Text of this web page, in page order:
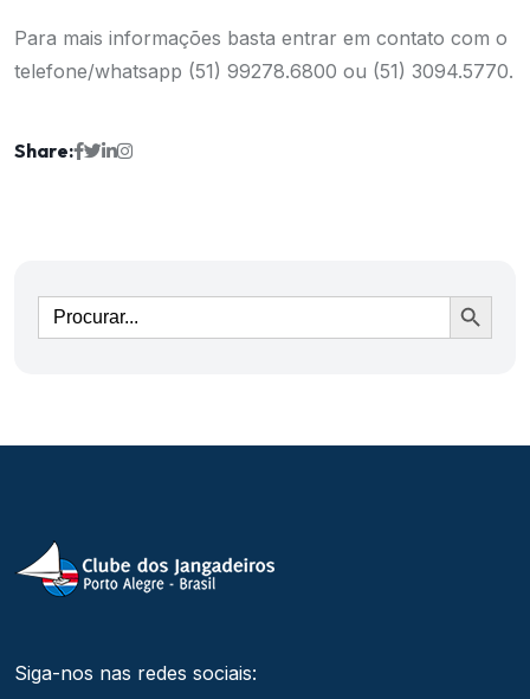
Para mais informações basta entrar em contato com o
telefone/whatsapp (51) 99278.6800 ou (51) 3094.5770.
Share:
Ir
Siga-nos nas redes sociais: